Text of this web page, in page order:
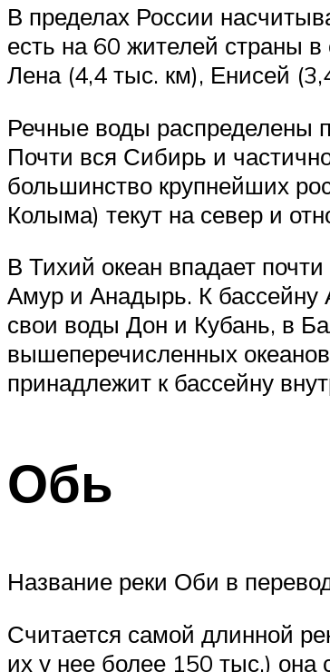
В пределах России
есть на 60 жителей страны
Лена (4,4 тыс. км), Енисей
Речные воды распределены
Почти вся Сибирь и
большинство крупнейших
Колыма) текут на север и
В Тихий океан впадает
Амур и Анадырь. К бассейну
свои воды Дон и Кубань, в
вышеперечисленных
принадлежит к бассейну
Обь
Название реки Оби в
Считается самой длинной
их у нее более 150 тыс.) она